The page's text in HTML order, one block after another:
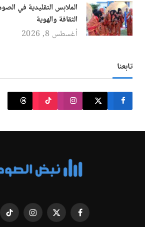
الملابس التقليدية في
الثقافة والهوية
أغسطس 8, 2026
تابعنا
فيسبوك X
الانستغرام